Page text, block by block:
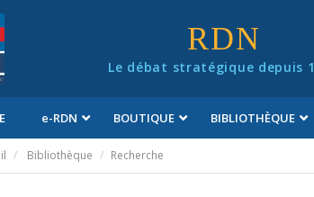
RDN
Le débat stratégique depuis
e-RDN BOUTIQUE BIBLIOTHÈQUE
Bibliothèque Recherche